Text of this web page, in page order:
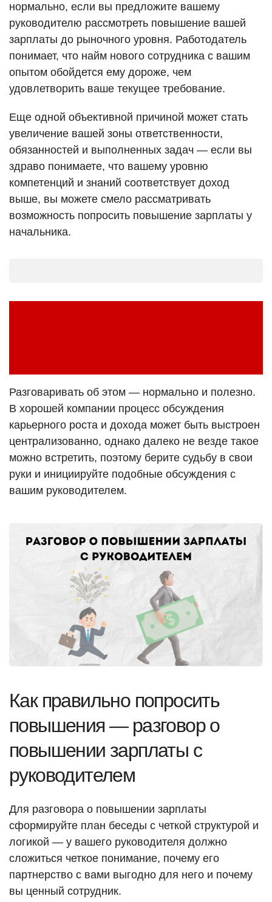
нормально, если вы предложите вашему
руководителю рассмотреть повышение вашей
зарплаты до рыночного уровня. Работодатель
понимает, что найм нового сотрудника с вашим
опытом обойдется ему дороже, чем
удовлетворить ваше текущее требование.
Еще одной объективной причиной может стать
увеличение вашей зоны ответственности,
обязанностей и выполненных задач — если вы
здраво понимаете, что вашему уровню
компетенций и знаний соответствует доход
выше, вы можете смело рассматривать
возможность попросить повышение зарплаты у
начальника.
Разговаривать об этом — нормально и полезно.
В хорошей компании процесс обсуждения
карьерного роста и дохода может быть выстроен
централизованно, однако далеко не везде такое
можно встретить, поэтому берите судьбу в свои
руки и инициируйте подобные обсуждения с
вашим руководителем.
Как правильно попросить
повышения — разговор о
повышении зарплаты с
руководителем
Для разговора о повышении зарплаты
сформируйте план беседы с четкой структурой и
логикой — у вашего руководителя должно
сложиться четкое понимание, почему его
партнерство с вами выгодно для него и почему
вы ценный сотрудник.